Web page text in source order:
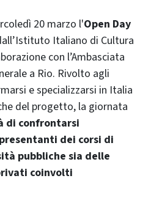
20 marzo l'Open Day
Italiano di Cultura
con l’Ambasciata
a Rio. Rivolto agli
e specializzarsi in Italia
del progetto, la giornata
di confrontarsi
dei corsi di
pubbliche sia delle
coinvolti